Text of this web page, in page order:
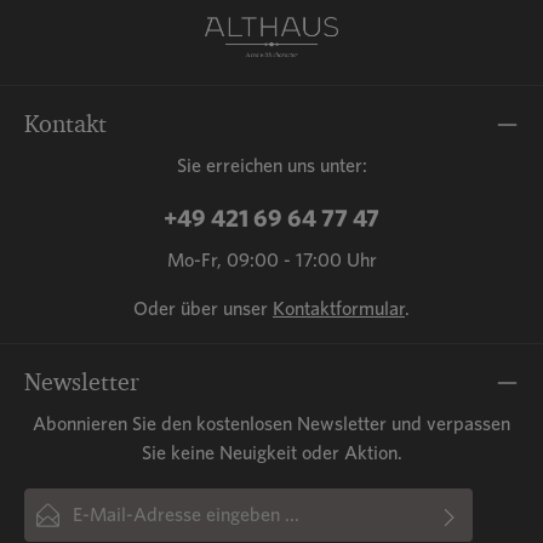
Kontakt
Sie erreichen uns unter:
+49 421 69 64 77 47
Mo-Fr, 09:00 - 17:00 Uhr
Oder über unser Kontaktformular.
Newsletter
Abonnieren Sie den kostenlosen Newsletter und verpassen
Sie keine Neuigkeit oder Aktion.
E-Mail-Adresse*